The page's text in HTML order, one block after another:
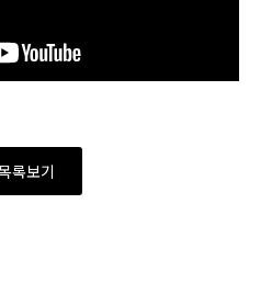
록보기